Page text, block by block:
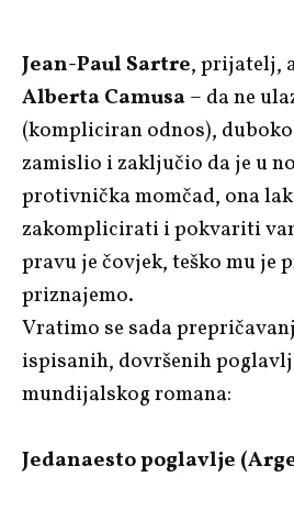
Jean-Paul Sartre, prijatelj,
Alberta Camusa– da ne
(kompliciran odnos),
zamislio i zaključio da je u
protivnička momčad, ona
zakomplicirati i pokvariti
pravu je čovjek, teško mu je
priznajemo.
Vratimo se sada
ispisanih, dovršenih
mundijalskog romana:
Jedanaesto poglavlje